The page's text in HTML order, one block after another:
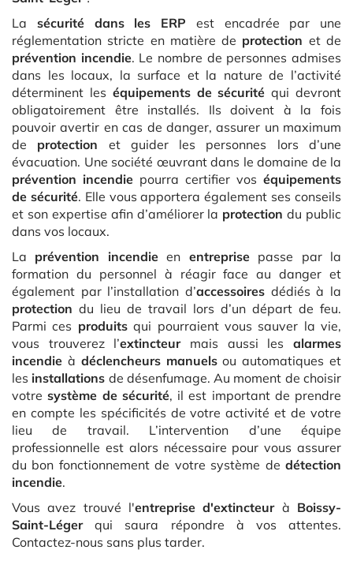
La sécurité dans les ERP est encadrée par une
réglementation stricte en matière de protection et de
prévention incendie. Le nombre de personnes admises
dans les locaux, la surface et la nature de l’activité
déterminent les équipements de sécuritéqui devront
obligatoirement être installés. Ils doivent à la fois
pouvoir avertir en cas de danger, assurer un maximum
de protection et guider les personnes lors d’une
évacuation. Une société œuvrant dans le domaine de la
prévention incendie pourra certifier vos équipements
de sécurité. Elle vous apportera également ses conseils
et son expertise afin d’améliorer la protection du public
dans vos locaux.
La prévention incendieen entreprisepasse par la
formation du personnel à réagir face au danger et
également par l’installation d’accessoires dédiés à la
protection du lieu de travail lors d’un départ de feu.
Parmi ces produitsqui pourraient vous sauver la vie,
vous trouverez l’extincteurmais aussi lesalarmes
incendie à déclencheurs manuelsou automatiques et
les installations de désenfumage. Au moment de choisir
votresystème de sécurité, il est important de prendre
en compte les spécificités de votre activité et de votre
lieu de travail. L’intervention d’une équipe
professionnelle est alors nécessaire pour vous assurer
du bon fonctionnement de votre système de détection
incendie.
Vous avez trouvé l'entreprise d'extincteurà Boissy-
Saint-Légerqui saura répondre à vos attentes.
Contactez-nous sans plus tarder.